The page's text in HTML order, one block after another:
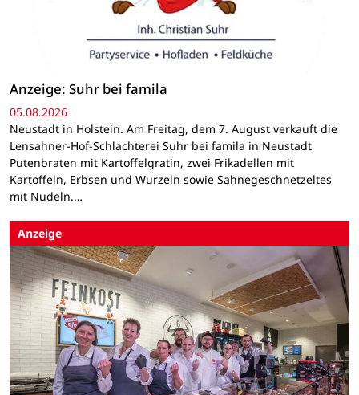
Anzeige: Suhr bei famila
05.08.2026
Neustadt in Holstein. Am Freitag, dem 7. August verkauft die
Lensahner-Hof-Schlachterei Suhr bei famila in Neustadt
Putenbraten mit Kartoffelgratin, zwei Frikadellen mit
Kartoffeln, Erbsen und Wurzeln sowie Sahnegeschnetzeltes
mit Nudeln.…
Anzeige